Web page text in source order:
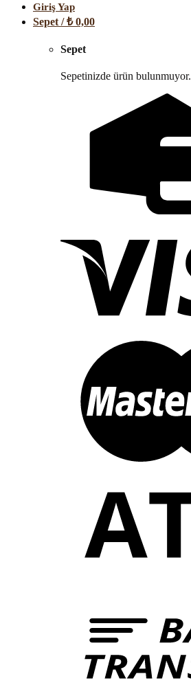
Giriş Yap
Sepet /₺0,00
Sepet
Sepetinizde ürün bulunmuyor.